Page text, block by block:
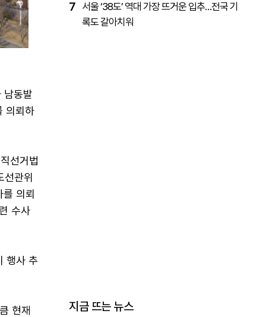
남동발
의뢰하
선거법
관위
의뢰
수사
행사 추
현재
7
서울 ‘38도’ 역대 가장 뜨거운 입추…전국 기
록도 갈아치워
지금 뜨는 뉴스